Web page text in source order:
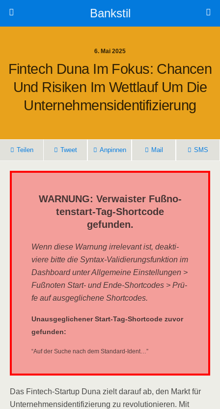
Bankstil
6. Mai 2025
Fin­tech Duna Im Fokus: Chan­cen
Und Risi­ken Im Wett­lauf Um Die
Unternehmensidentifizierung
Tei­len Tweet Anpin­nen Mail SMS
WARNUNG: Ver­wais­ter Fuß­no­
ten­start-Tag-Short­code
gefunden.
Wenn die­se War­nung irrele­vant ist, deak­ti­
vie­re bit­te die Syn­tax-Vali­die­rungs­funk­ti­on im
Dash­board unter All­ge­mei­ne Ein­stel­lun­gen >
Fuß­no­ten Start- und Ende-Short­codes > Prü­
fe auf aus­ge­gli­che­ne Shortcodes.
Unaus­ge­gli­che­ner Start-Tag-Short­code zuvor
gefunden:
“Auf der Suche nach dem Standard-Ident…”
Das Fin­tech-Start­up Duna zielt dar­auf ab, den Markt für
Unter­neh­mens­iden­ti­fi­zie­rung zu revo­lu­tio­nie­ren. Mit